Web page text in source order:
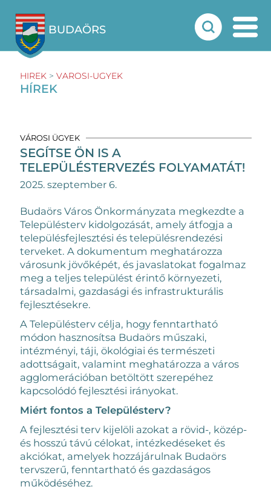
BUDAÖRS
HIREK > VAROSI-UGYEK
HÍREK
VÁROSI ÜGYEK
SEGÍTSE ÖN IS A
TELEPÜLÉSTERVEZÉS FOLYAMATÁT!
2025. szeptember 6.
Budaörs Város Önkormányzata megkezdte a
Településterv kidolgozását, amely átfogja a
településfejlesztési és településrendezési
terveket. A dokumentum meghatározza
városunk jövőképét, és javaslatokat fogalmaz
meg a teljes települést érintő környezeti,
társadalmi, gazdasági és infrastrukturális
fejlesztésekre.
A Településterv célja, hogy fenntartható
módon hasznosítsa Budaörs műszaki,
intézményi, táji, ökológiai és természeti
adottságait, valamint meghatározza a város
agglomerációban betöltött szerepéhez
kapcsolódó fejlesztési irányokat.
Miért fontos a Településterv?
A fejlesztési terv kijelöli azokat a rövid-, közép-
és hosszú távú célokat, intézkedéseket és
akciókat, amelyek hozzájárulnak Budaörs
tervszerű, fenntartható és gazdaságos
működéséhez.